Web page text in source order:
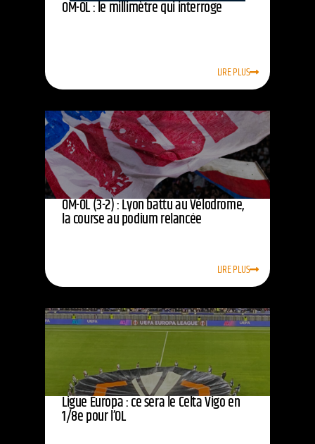
OM-OL : le millimètre qui interroge
LIRE PLUS
OM-OL (3-2) : Lyon battu au Vélodrome,
la course au podium relancée
LIRE PLUS
Ligue Europa : ce sera le Celta Vigo en
1/8e pour l’OL